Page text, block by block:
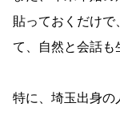
貼っておくだけで
て、自然と会話も
特に、埼玉出身の